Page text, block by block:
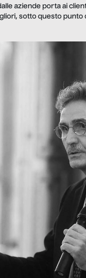
aziende porta ai
sotto questo punto